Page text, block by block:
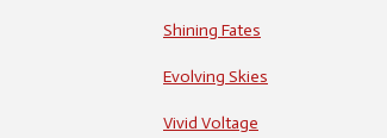
Shining Fates
Evolving Skies
Vivid Voltage